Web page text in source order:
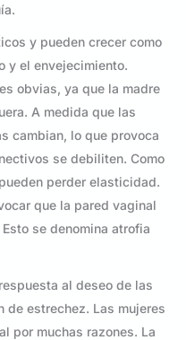
y pueden crecer como
y el envejecimiento.
obvias, ya que la madre
A medida que las
cambian, lo que provoca
se debiliten. Como
perder elasticidad.
que la pared vaginal
se denomina atrofia
al deseo de las
de estrechez. Las mujeres
por muchas razones. La